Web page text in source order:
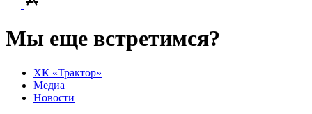
Мы еще встретимся?
ХК «Трактор»
Медиа
Новости